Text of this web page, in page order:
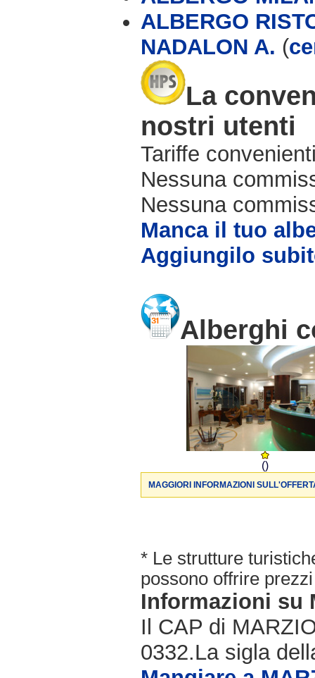
ALBERGO
NADALON A. (
La
nostri utenti
Tariffe
Nessuna
Nessuna
Manca il tuo
Aggiungilo
Alberghi
()
MAGGIORI INFORMAZIONI
* Le strutture
possono offrire
Informazioni su
Il CAP di
0332.La sigla